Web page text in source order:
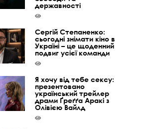
державності
Сергій Степаненко:
сьогодні знімати кіно в
Україні – це щоденний
подвиг усієї команди
Я хочу від тебе сексу:
презентовано
український трейлер
драми Ґреґґа Аракі з
Олівією Вайлд